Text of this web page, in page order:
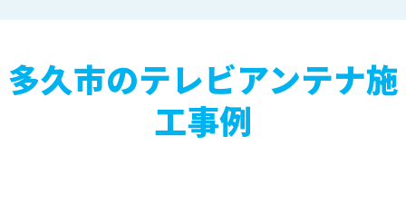
多久市のテレビアンテナ施
工事例